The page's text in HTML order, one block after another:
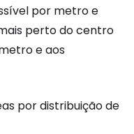
por metro e
perto do centro
e aos
por distribuição de